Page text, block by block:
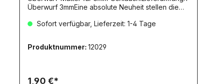
Überwurf 3mmEine absolute Neuheit stellen die
Gegensatz zu den bisherigen und
nicht aus Messing sondern aus Edelstahl gefertigt!
Damit lassen sich höhere Anzugsdrehmomente
der Anschlüsse. Schnell ab- oder überdrehte
Sofort verfügbar, Lieferzeit: 1-4 Tage
Produktnummer: 12029
1,90 €*